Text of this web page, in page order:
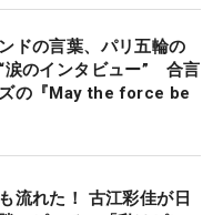
ドの言葉、パリ五輪の
涙のインタビュー” 合言
の『May the force be
流れた！ 古江彩佳が日